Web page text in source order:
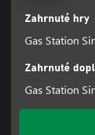
Zahrnuté hry
Gas Station
Zahrnuté
Gas Station